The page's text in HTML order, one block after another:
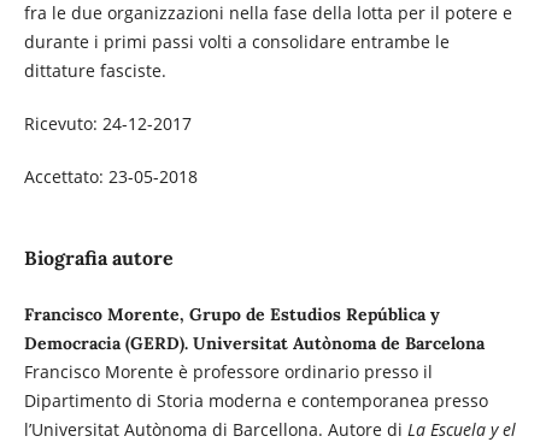
fra le due organizzazioni nella fase della lotta per il potere e
durante i primi passi volti a consolidare entrambe le
dittature fasciste.
Ricevuto: 24-12-2017
Accettato: 23-05-2018
Biografia autore
Francisco Morente, Grupo de Estudios República y
Democracia (GERD). Universitat Autònoma de Barcelona
Francisco Morente è professore ordinario presso il
Dipartimento di Storia moderna e contemporanea presso
l’Universitat Autònoma di Barcellona. Autore di La Escuela y el